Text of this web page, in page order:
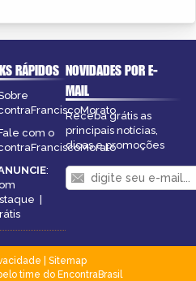
RÁPIDOS
com o
:
|
NOVIDADES POR E-
MAIL
Receba grátis as
principais notícias,
dicas e promoções
Sitemap
time do EncontraBrasil